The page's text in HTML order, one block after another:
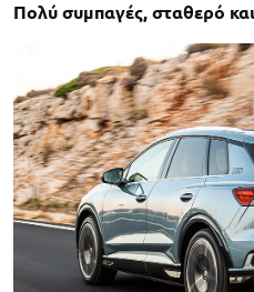
Πολύ συμπαγές, σταθερό